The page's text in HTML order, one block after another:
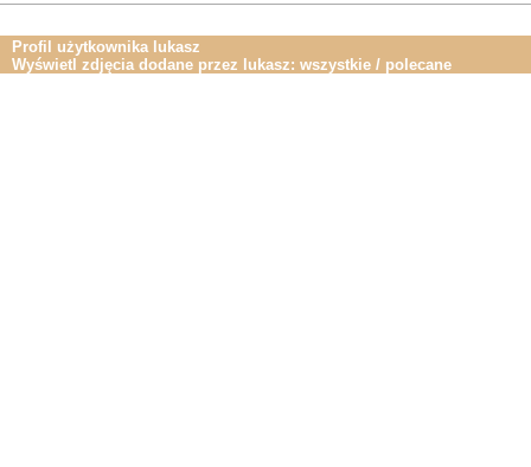
Profil użytkownika lukasz
Wyświetl zdjęcia dodane przez lukasz: wszystkie / polecane